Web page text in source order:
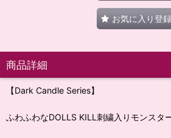
お気に入り登録
商品詳細
【Dark Candle Series】
ふわふわなDOLLS KILL刺繍入りモンスタ